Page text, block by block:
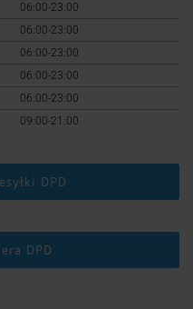
06:00-23:00
06:00-23:00
06:00-23:00
06:00-23:00
06:00-23:00
09:00-21:00
DPD
DPD